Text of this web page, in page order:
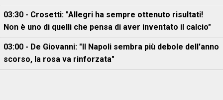
03:30 - Crosetti: "Allegri ha sempre ottenuto risultati!
Non è uno di quelli che pensa di aver inventato il calcio"
03:00 - De Giovanni: "Il Napoli sembra più debole dell'anno
scorso, la rosa va rinforzata"